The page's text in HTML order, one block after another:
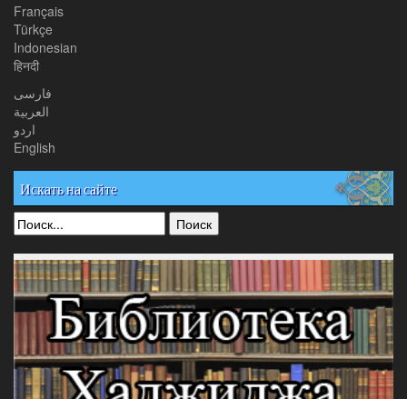
Français
Türkçe
Indonesian
हिनदी
فارسی
العربیة
اردو
English
Искать на сайте